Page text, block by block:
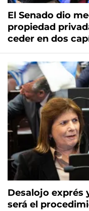
El Senado dio
propiedad
ceder en dos
Desalojo exprés
será el